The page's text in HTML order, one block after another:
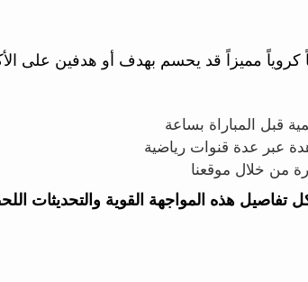
كروياً مميزاً قد يحسم بهدف أو هدفين على
قبل المباراة بساعة
عبر عدة قنوات رياضية
من خلال موقعنا
تفاصيل هذه المواجهة القوية والتحديثات